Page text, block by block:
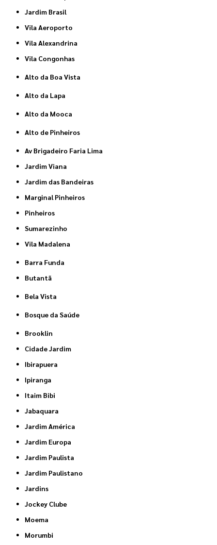
Jardim Brasil
Vila Aeroporto
Vila Alexandrina
Vila Congonhas
Alto da Boa Vista
Alto da Lapa
Alto da Mooca
Alto de Pinheiros
Av Brigadeiro Faria Lima
Jardim Viana
Jardim das Bandeiras
Marginal Pinheiros
Pinheiros
Sumarezinho
Vila Madalena
Barra Funda
Butantã
Bela Vista
Bosque da Saúde
Brooklin
Cidade Jardim
Ibirapuera
Ipiranga
Itaim Bibi
Jabaquara
Jardim América
Jardim Europa
Jardim Paulista
Jardim Paulistano
Jardins
Jockey Clube
Moema
Morumbi